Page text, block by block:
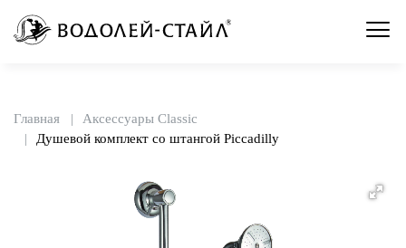
Главная
Аксессуары Classic
Душевой комплект со штангой Piccadilly